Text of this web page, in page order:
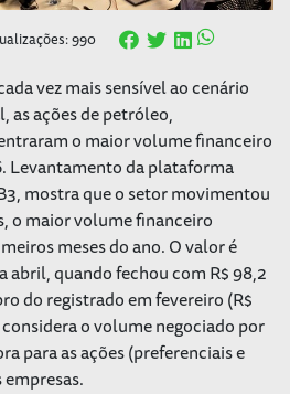
990
vez mais sensível ao cenário
ações de petróleo,
o maior volume financeiro
Levantamento da plataforma
mostra que o setor movimentou
o maior volume financeiro
meses do ano. O valor é
abril, quando fechou com R$ 98,2
do registrado em fevereiro (R$
o volume negociado por
para as ações (preferenciais e